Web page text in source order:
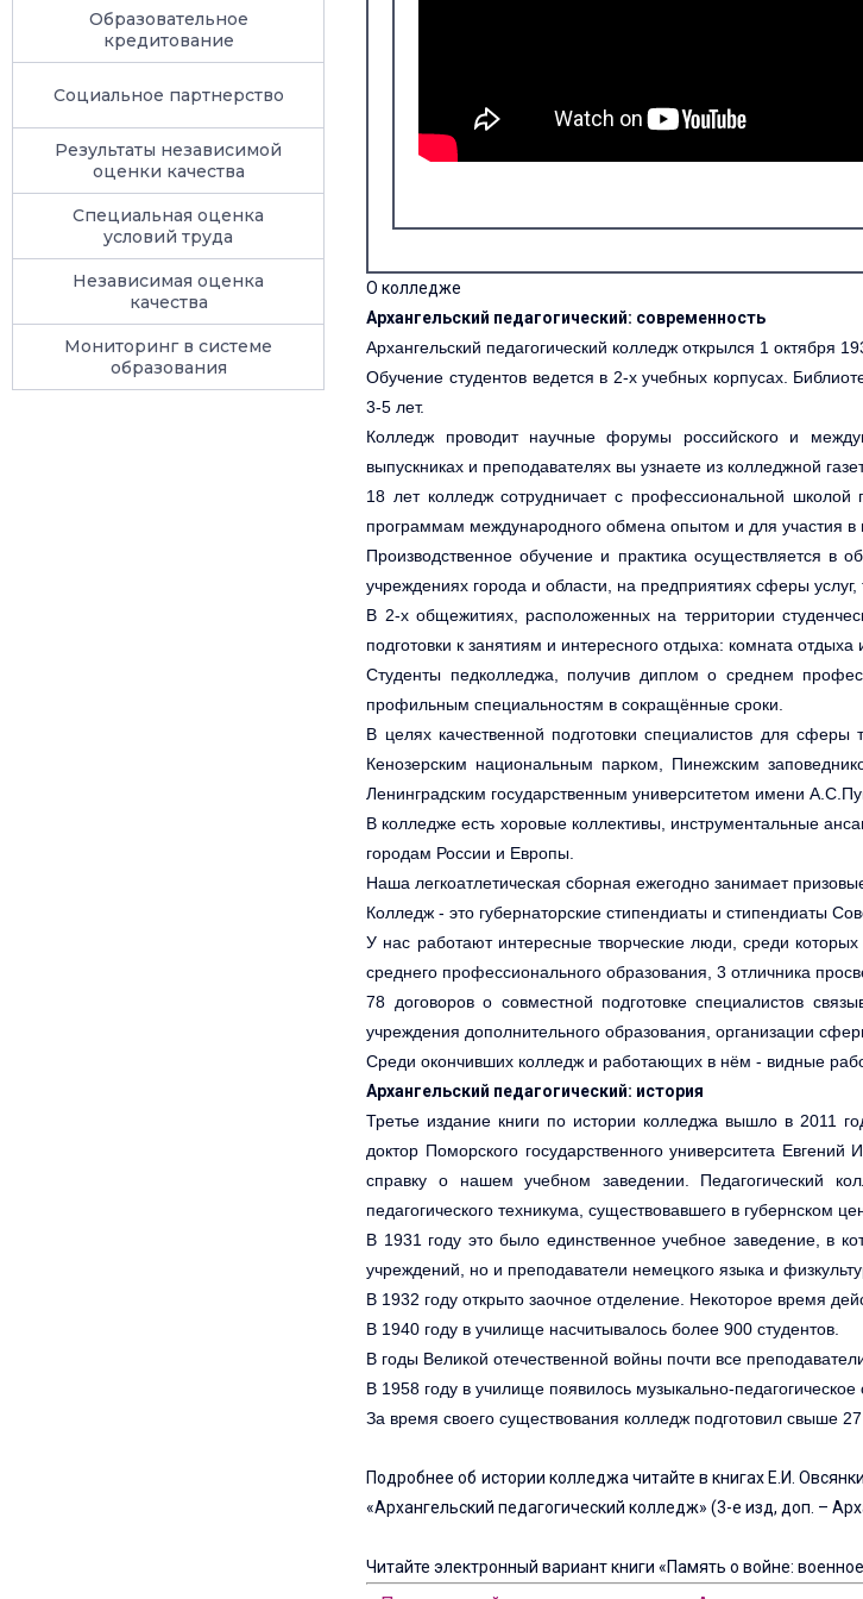
Образовательное
кредитование
Социальное партнерство
Результаты независимой
оценки качества
Специальная оценка
условий труда
Независимая оценка
качества
Мониторинг в системе
образования
О колледже
Архангельский педагогический: современность
Архангельский педагогический колледж открылся 1 октября
Обучение студентов ведется в 2-х учебных корпусах.
3-5 лет.
Колледж проводит научные форумы российского и
выпускниках и преподавателях вы узнаете из колледжной
18 лет колледж сотрудничает с профессиональной
программам международного обмена опытом и для участия в
Производственное обучение и практика осуществляется в
учреждениях города и области, на предприятиях сферы услуг,
В 2-х общежитиях, расположенных на территории
подготовки к занятиям и интересного отдыха: комната
Студенты педколледжа, получив диплом о среднем
профильным специальностям в сокращённые сроки.
В целях качественной подготовки специалистов для
Кенозерским национальным парком, Пинежским
Ленинградским государственным университетом имени
В колледже есть хоровые коллективы, инструментальные
городам России и Европы.
Наша легкоатлетическая сборная ежегодно занимает
Колледж - это губернаторские стипендиаты и стипендиаты
У нас работают интересные творческие люди, среди
среднего профессионального образования, 3 отличника
78 договоров о совместной подготовке специалистов
учреждения дополнительного образования, организации
Среди окончивших колледж и работающих в нём - видные
Архангельский педагогический: история
Третье издание книги по истории колледжа вышло в 2011
доктор Поморского государственного университета
справку о нашем учебном заведении. Педагогический
педагогического техникума, существовавшего в губернском
В 1931 году это было единственное учебное заведение, в
учреждений, но и преподаватели немецкого языка и
В 1932 году открыто заочное отделение. Некоторое время
В 1940 году в училище насчитывалось более 900 студентов.
В годы Великой отечественной войны почти все
В 1958 году в училище появилось музыкально-
За время своего существования колледж подготовил свыше 27
Подробнее об истории колледжа читайте в книгах Е.И.
«Архангельский педагогический колледж» (3-е изд, доп. –
Читайте электронный вариант книги «Память о войне: